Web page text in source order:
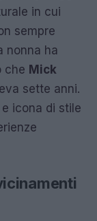
in cui
sempre
nonna ha
che Mick
sette anni.
icona di stile